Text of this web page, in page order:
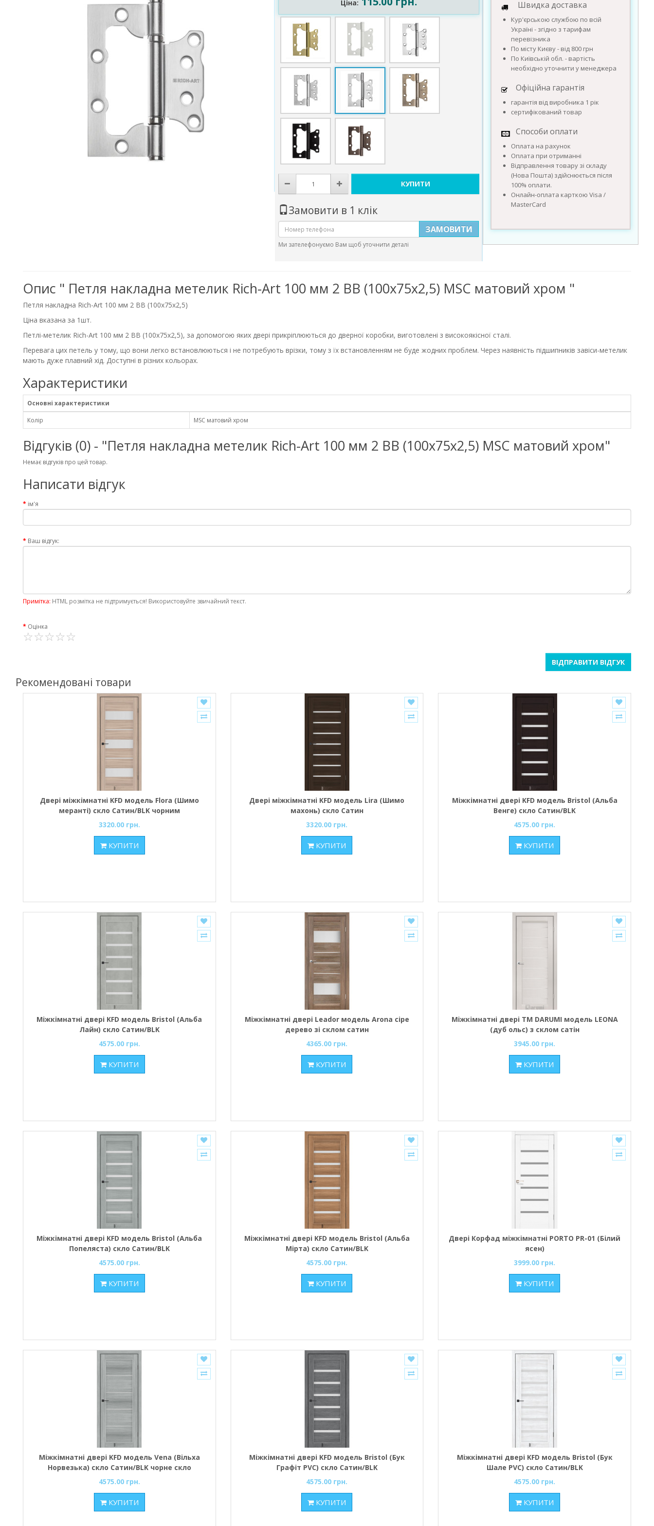
Ціна:
КУПИТИ
Замовити в 1 клік
ЗАМОВИТИ
Ми зателефонуємо Вам щоб уточнити деталі
Швидка доставка
Кур'єрською службою по всій
Україні - згідно з тарифам
перевізника
По місту Києву - від 800 грн
По Київській обл. - вартість
необхідно уточнити у менеджера
Офіційна гарантія
гарантія від виробника 1 рік
сертифікований товар
Способи оплати
Оплата на рахунок
Оплата при отриманні
Відправлення товару зі складу
(Нова Пошта) здійснюється після
100% оплати.
Онлайн-оплата карткою Visa /
MasterCard
Опис " Петля накладна метелик Rich-Art 100 мм 2 ВВ (100х75х2,5) MSC матовий хром "
Петля накладна Rich-Art 100 мм 2 ВВ (100х75х2,5)
Ціна вказана за 1шт.
Петлі-метелик Rich-Art 100 мм 2 ВВ (100х75х2,5), за допомогою яких двері прикріплюються до дверної коробки, виготовлені з високоякісної сталі.
Перевага цих петель у тому, що вони легко встановлюються і не потребують врізки, тому з їх встановленням не буде жодних проблем. Через наявність підшипників завіси-метелик
мають дуже плавний хід. Доступні в різних кольорах.
Характеристики
Основні характеристики
Колір MSC матовий хром
Відгуків (0) - "Петля накладна метелик Rich-Art 100 мм 2 ВВ (100х75х2,5) MSC матовий хром"
Немає відгуків про цей товар.
Написати відгук
ім'я
Ваш відгук:
Примітка: HTML розмітка не підтримується! Використовуйте звичайний текст.
Оцінка
ВІДПРАВИТИ ВІДГУК
Рекомендовані товари
Двері міжкімнатні KFD модель Flora (Шимо
меранті) скло Сатин/BLK чорним
3320.00 грн.
КУПИТИ
Двері міжкімнатні KFD модель Lira (Шимо
махонь) скло Сатин
3320.00 грн.
КУПИТИ
Міжкімнатні двері KFD модель Bristol (Альба
Венге) скло Сатин/BLK
4575.00 грн.
КУПИТИ
Міжкімнатні двері KFD модель Bristol (Альба
Лайн) скло Сатин/BLK
4575.00 грн.
КУПИТИ
Міжкімнатні двері Leador модель Arona сіре
дерево зі склом сатин
4365.00 грн.
КУПИТИ
Міжкімнатні двері ТМ DARUMI модель LEONA
(дуб ольс) з склом сатін
3945.00 грн.
КУПИТИ
Міжкімнатні двері KFD модель Bristol (Альба
Попеляста) скло Сатин/BLK
4575.00 грн.
КУПИТИ
Міжкімнатні двері KFD модель Bristol (Альба
Мірта) скло Сатин/BLK
4575.00 грн.
КУПИТИ
Двері Корфад міжкімнатні PORTO PR-01 (Білий
ясен)
3999.00 грн.
КУПИТИ
Міжкімнатні двері KFD модель Vena (Вільха
Норвезька) скло Сатин/BLK чорне скло
4575.00 грн.
КУПИТИ
Міжкімнатні двері KFD модель Bristol (Бук
Графіт PVC) скло Сатин/BLK
4575.00 грн.
КУПИТИ
Міжкімнатні двері KFD модель Bristol (Бук
Шале PVC) скло Сатин/BLK
4575.00 грн.
КУПИТИ